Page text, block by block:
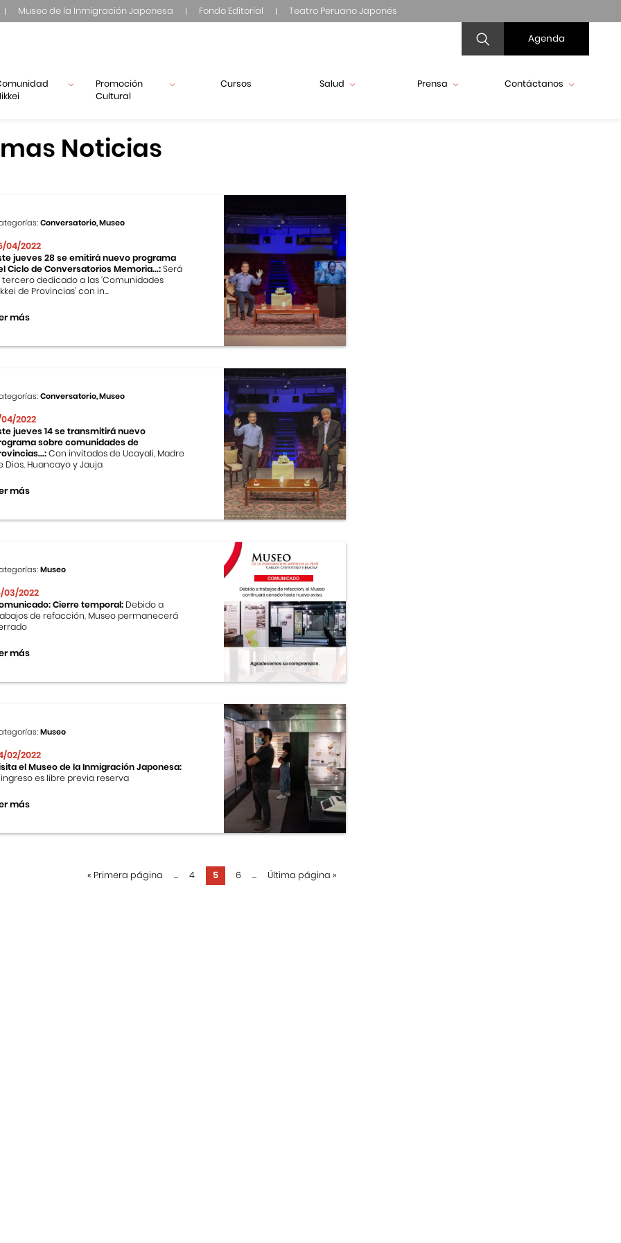
Museo de la Inmigración Japonesa Fondo Editorial Teatro Peruano Japonés
Agenda
Promoción
Cultural
Cursos Salud Prensa Contáctanos
Noticias
Conversatorio, Museo
04/2022
jueves 28 se emitirá nuevo programa
Ciclo de Conversatorios Memoria...:Será
tercero dedicado a las ‘Comunidades
de Provincias’ con in...
más
Conversatorio, Museo
04/2022
jueves 14 se transmitirá nuevo
sobre comunidades de
Con invitados de Ucayali, Madre
Dios, Huancayo y Jauja
más
Museo
03/2022
Cierre temporal: Debido a
de refacción, Museo permanecerá
más
Museo
02/2022
el Museo de la Inmigración Japonesa:
ingreso es libre previa reserva
más
« Primera página ... 4 5 6 ... Última página »